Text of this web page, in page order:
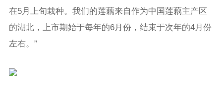
在5月上旬栽种。我们的莲藕来自作为中国莲藕主产区
的湖北，上市期始于每年的6月份，结束于次年的4月份
左右。”